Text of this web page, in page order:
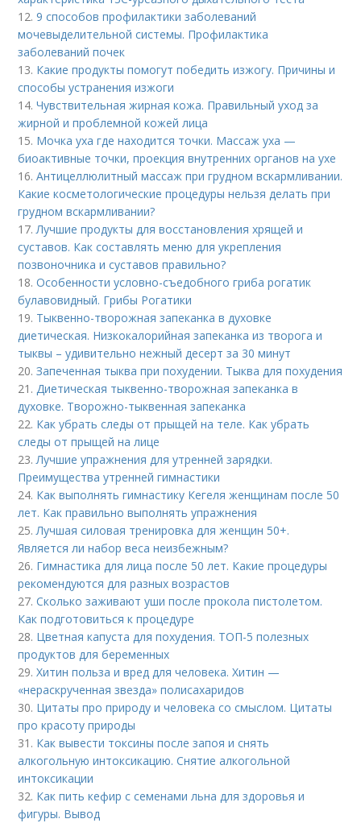
12.9 способов профилактики заболеваний
мочевыделительной системы. Профилактика
заболеваний почек
13. Какие продукты помогут победить изжогу. Причины и
способы устранения изжоги
14.Чувствительная жирная кожа. Правильный уход за
жирной и проблемной кожей лица
15. Мочка уха где находится точки. Массаж уха —
биоактивные точки, проекция внутренних органов на ухе
16.Антицеллюлитный массаж при грудном вскармливании.
Какие косметологические процедуры нельзя делать при
грудном вскармливании?
17.Лучшие продукты для восстановления хрящей и
суставов. Как составлять меню для укрепления
позвоночника и суставов правильно?
18.Особенности условно-съедобного гриба рогатик
булавовидный. Грибы Рогатики
19. Тыквенно-творожная запеканка в духовке
диетическая. Низкокалорийная запеканка из творога и
тыквы – удивительно нежный десерт за 30 минут
20.Запеченная тыква при похудении. Тыква для похудения
21.Диетическая тыквенно-творожная запеканка в
духовке. Творожно-тыквенная запеканка
22. Как убрать следы от прыщей на теле. Как убрать
следы от прыщей на лице
23.Лучшие упражнения для утренней зарядки.
Преимущества утренней гимнастики
24. Как выполнять гимнастику Кегеля женщинам после 50
лет. Как правильно выполнять упражнения
25.Лучшая силовая тренировка для женщин 50+.
Является ли набор веса неизбежным?
26. Гимнастика для лица после 50 лет. Какие процедуры
рекомендуются для разных возрастов
27.Сколько заживают уши после прокола пистолетом.
Как подготовиться к процедуре
28. Цветная капуста для похудения. ТОП-5 полезных
продуктов для беременных
29.Хитин польза и вред для человека. Хитин —
«нераскрученная звезда» полисахаридов
30. Цитаты про природу и человека со смыслом. Цитаты
про красоту природы
31. Как вывести токсины после запоя и снять
алкогольную интоксикацию. Снятие алкогольной
интоксикации
32. Как пить кефир с семенами льна для здоровья и
фигуры. Вывод